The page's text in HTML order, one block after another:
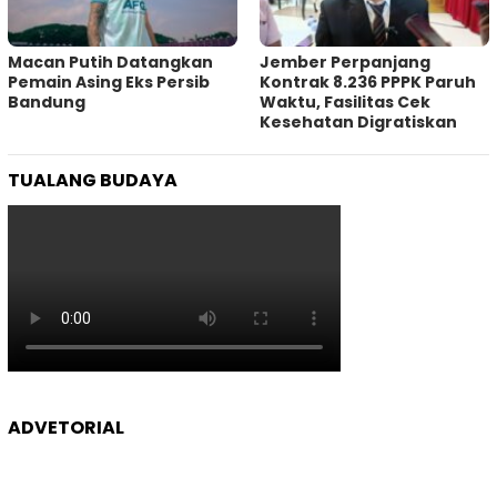
Macan Putih Datangkan
Pemain Asing Eks Persib
Bandung
Jember Perpanjang
Kontrak 8.236 PPPK Paruh
Waktu, Fasilitas Cek
Kesehatan Digratiskan
TUALANG BUDAYA
ADVETORIAL